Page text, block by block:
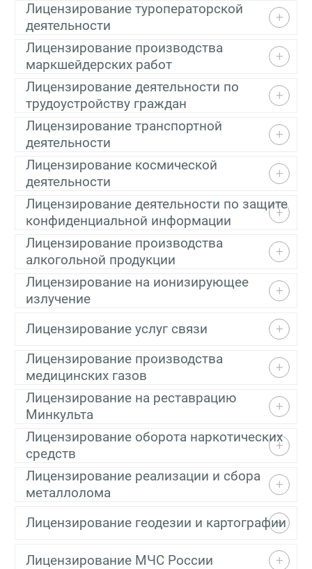
Лицензирование туроператорской
деятельности
Лицензирование производства
маркшейдерских работ
Лицензирование деятельности по
трудоустройству граждан
Лицензирование транспортной
деятельности
Лицензирование космической
деятельности
Лицензирование деятельности по защите
конфиденциальной информации
Лицензирование производства
алкогольной продукции
Лицензирование на ионизирующее
излучение
Лицензирование услуг связи
Лицензирование производства
медицинских газов
Лицензирование на реставрацию
Минкульта
Лицензирование оборота наркотических
средств
Лицензирование реализации и сбора
металлолома
Лицензирование геодезии и картографии
Лицензирование МЧС России